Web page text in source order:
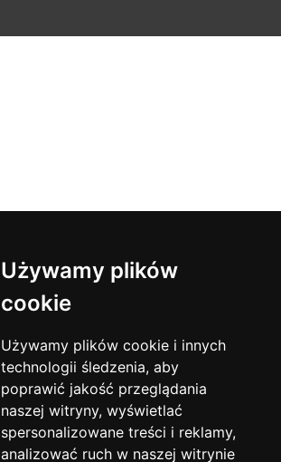
Używamy plików
cookie
Używamy plików cookie i innych
technologii śledzenia, aby
poprawić jakość przeglądania
naszej witryny, wyświetlać
spersonalizowane treści i reklamy,
analizować ruch w naszej witrynie